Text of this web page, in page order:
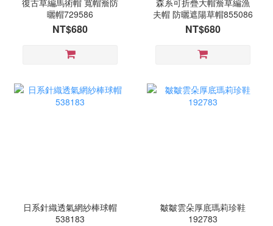
曬帽729586
NT$680
夫帽 防曬遮陽草帽855086
NT$680
日系針織透氣網紗棒球帽
538183
皺皺雲朵厚底瑪莉珍鞋
192783